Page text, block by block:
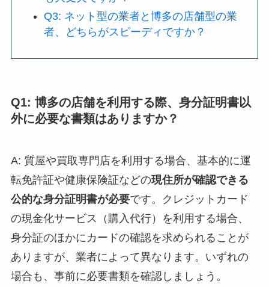
Q3: ネット型の業者と博多の店舗型の業
者、どちらがスピーディですか？
Q1: 博多の店舗を利用する際、身分証明書以
外に必要な書類はありますか？
A: 質屋や買取専門店を利用する場合、基本的に運
転免許証や健康保険証などの現住所が確認できる
公的な身分証明書が必要です。クレジットカード
の現金化サービス（購入代行）を利用する場合、
身分証のほかにカードの確認を求められることが
ありますが、業者によって異なります。いずれの
場合も、事前に必要書類を確認しましょう。